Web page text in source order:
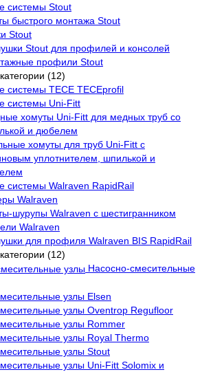
системы Stout
быстрого монтажа Stout
Stout
Stout для профилей и консолей
профили Stout
(12)
системы TECE TECEprofil
системы Uni-Fitt
хомуты Uni-Fitt для медных труб со
и дюбелем
хомуты для труб Uni-Fitt с
уплотнителем, шпилькой и
системы Walraven RapidRail
Walraven
шурупы Walraven с шестигранником
Walraven
для профиля Walraven BIS RapidRail
(12)
Насосно-смесительные
узлы Elsen
узлы Oventrop Regufloor
узлы Rommer
узлы Royal Thermo
узлы Stout
узлы Uni-Fitt Solomix и